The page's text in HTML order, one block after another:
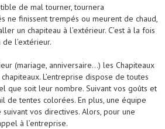
de mal tourner, tournera
ne finissent trempés ou meurent de chaud,
un chapiteau à l’extérieur. C’est à la fois
l’extérieur.
(mariage, anniversaire…) les Chapiteaux
L’entreprise dispose de toutes
que soit leur nombre. Suivant vos goûts et
de tentes colorées. En plus, une équipe
vos directives. Alors, pour une
à l’entreprise.